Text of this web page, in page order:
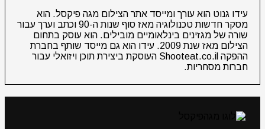
עידו גנוט הוא עורך ומייסד אתר הצילום מגה פיקסל. הוא
מסקר חדשות טכנולוגיה מאז סוף שנות ה-90 וכתב וערך עבור
שורה של מגזינים בינלאומיים מובילים. הוא עוסק בתחום
הצילום מאז שנת 2009. עידו הוא גם מייסד שותף בחברת
ההפקה Shooteat.co.il העוסקת ביצירת תוכן ויזואלי עבור
חברות מסחריות.